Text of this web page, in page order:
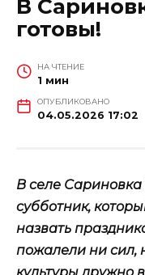
В
готовы!
НА ЧТЕНИЕ
1 мин
ОПУБЛИКОВАНО
04.05.2026 17:02
В селе
субботник,
назвать
пожалели ни сил,
культуры дружно